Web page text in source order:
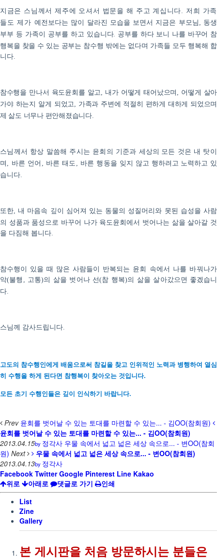
지금은 스님께서 제주에 오셔서 법문을 해 주고 계십니다 저희 가족
들도 제가 예전보다는 많이 달라진 모습을 보면서 지금은 부모님 동생
부부 등 가족이 공부를 하고 있습니다. 공부를 하다 보니 나를 바꾸어 참
행복을 찾을 수 있는 공부는 참수행 밖에는 없다며 가족들 모두 행복해 합
니다
참수행을 만나서 육도윤회를 알고 내가 어떻게 태어났으며 어떻게 살아
가야 하는지 알게 되었고 가족과 주변에 적절히 편하게 대하게 되었으며
제 삶도 너무나 편안해졌습니다
스님께서 항상 말씀해 주시는 윤회의 기준과 세상의 모든 것은 내 탓이
며
바른 언어 바른 태도 바른 행동을 잊지 않고 행하려고 노력하고 있
습니다
또한 내 마음속 깊이 심어져 있는 동물의 성질머리와 못된 습성을 사람
의 성품과 품성으로 바꾸어 나가 육도윤회에서 벗어나는 삶을 살아갈 것
을 다짐해 봅니다
참수행이 있을 때 많은 사람들이 반복되는 윤회 속에서 나를 바꿔나가
악(불행 고통)의 삶을 벗어나 선(참 행복)의 삶을살아갔으면 좋겠습니
다
스님께 감사드립니다
고도의 참수행인에게 배움으로써 참길을 찾고 인위적인 노력과 병행하여 열심
히 수행을 하게 된다면 참행복이 찾아오는 것입니다.
모든 초기 수행인들은 깊이 인식하기 바랍니다.
Prev윤회를 벗어날 수 있는 토대를 마련할 수 있는... - 김OO(참회원)
윤회를 벗어날 수 있는 토대를 마련할 수 있는... - 김OO(참회원)
2013.04.15by 정각사 우물 속에서 넓고 넓은 세상 속으로... - 변OO(참회
원) Next
우물 속에서 넓고 넓은 세상 속으로... - 변OO(참회원)
2013.04.13by 정각사
Facebook Twitter Google Pinterest Line Kakao
위로
아래로 댓글로 가기
인쇄
List
Zine
Gallery
본 게시판을 처음 방문하시는 분들은